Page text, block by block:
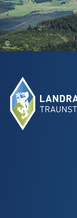
©
Fußbereich